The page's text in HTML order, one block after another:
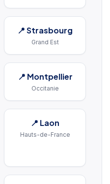
📍Strasbourg
Grand Est
📍 Montpellier
Occitanie
📍 Laon
Hauts-de-France